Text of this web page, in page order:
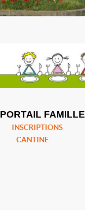
PORTAIL FAMILLE
INSCRIPTIONS
CANTINE